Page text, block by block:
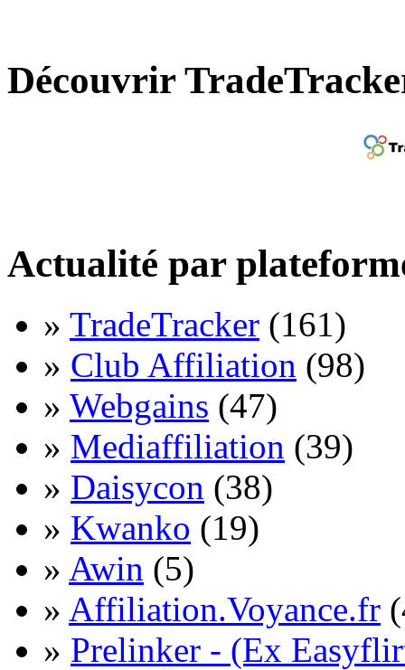
Découvrir
Actualité par
» TradeTracker (161)
» Club Affiliation (98)
» Webgains (47)
» Mediaffiliation (39)
» Daisycon (38)
» Kwanko (19)
» Awin (5)
» Affiliation.Voyance.fr
» Prelinker - (Ex